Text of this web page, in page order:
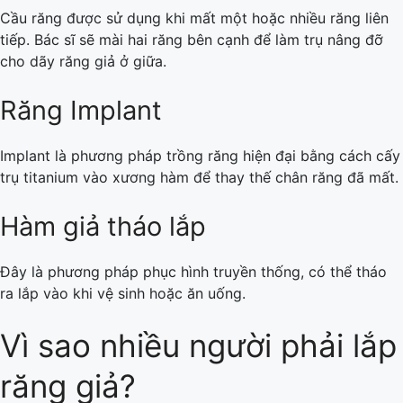
Cầu răng được sử dụng khi mất một hoặc nhiều răng liên
tiếp. Bác sĩ sẽ mài hai răng bên cạnh để làm trụ nâng đỡ
cho dãy răng giả ở giữa.
Răng Implant
Implant là phương pháp trồng răng hiện đại bằng cách cấy
trụ titanium vào xương hàm để thay thế chân răng đã mất.
Hàm giả tháo lắp
Đây là phương pháp phục hình truyền thống, có thể tháo
ra lắp vào khi vệ sinh hoặc ăn uống.
Vì sao nhiều người phải lắp
răng giả?